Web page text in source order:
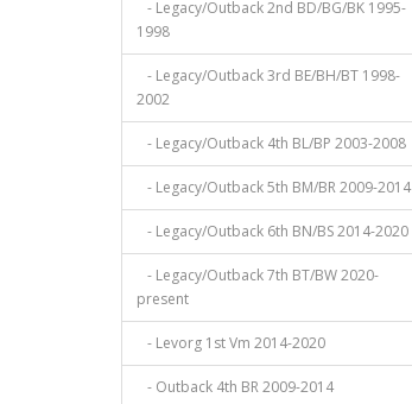
- Legacy/Outback 2nd BD/BG/BK 1995-
1998
- Legacy/Outback 3rd BE/BH/BT 1998-
2002
- Legacy/Outback 4th BL/BP 2003-2008
- Legacy/Outback 5th BM/BR 2009-2014
- Legacy/Outback 6th BN/BS 2014-2020
- Legacy/Outback 7th BT/BW 2020-
present
- Levorg 1st Vm 2014-2020
- Outback 4th BR 2009-2014